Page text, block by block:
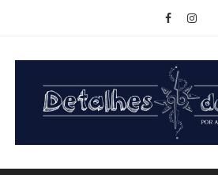
conteúdo